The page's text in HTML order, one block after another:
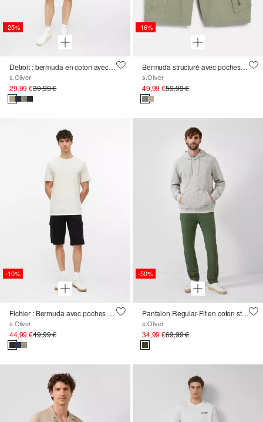
-25%
Detroit : bermuda en coton avec taille élastique
s.Oliver
29,99 €39,99 €
-16%
Bermuda structuré avec poches cargo
s.Oliver
49,99 €59,99 €
-10%
Fichier : Bermuda avec poches cargo
s.Oliver
44,99 €49,99 €
-50%
Pantalon Regular-Fit en coton stretch de style worker
s.Oliver
34,99 €69,99 €